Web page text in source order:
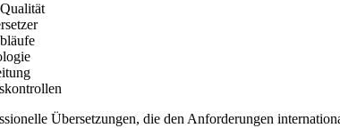
Übersetzungen, die den Anforderungen